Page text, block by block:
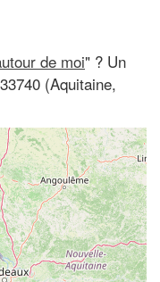
de moi" ? Un
(Aquitaine,